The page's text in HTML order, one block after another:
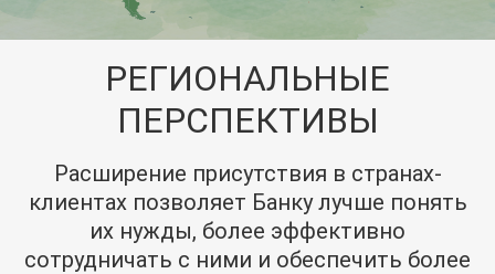
РЕГИОНАЛЬНЫЕ
ПЕРСПЕКТИВЫ
Расширение присутствия в странах-
клиентах позволяет Банку лучше понять
их нужды, более эффективно
сотрудничать с ними и обеспечить более